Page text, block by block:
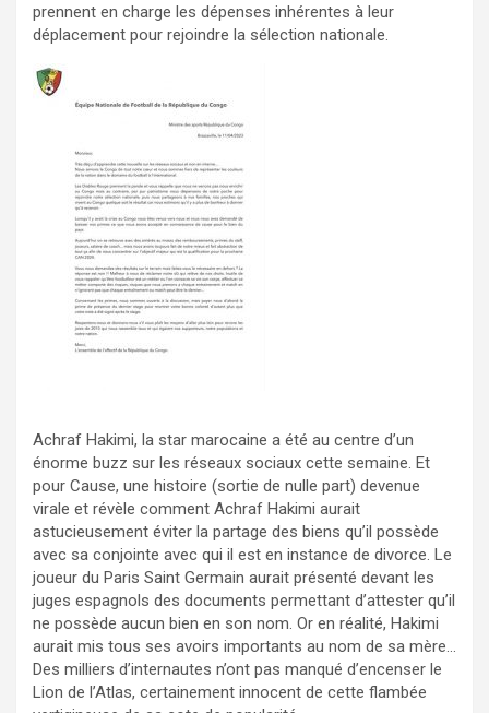
prennent en charge les dépenses inhérentes à leur
déplacement pour rejoindre la sélection nationale.
Achraf Hakimi, la star marocaine a été au centre d’un
énorme buzz sur les réseaux sociaux cette semaine. Et
pour Cause, une histoire (sortie de nulle part) devenue
virale et révèle comment Achraf Hakimi aurait
astucieusement éviter la partage des biens qu’il possède
avec sa conjointe avec qui il est en instance de divorce. Le
joueur du Paris Saint Germain aurait présenté devant les
juges espagnols des documents permettant d’attester qu’il
ne possède aucun bien en son nom. Or en réalité, Hakimi
aurait mis tous ses avoirs importants au nom de sa mère…
Des milliers d’internautes n’ont pas manqué d’encenser le
Lion de l’Atlas, certainement innocent de cette flambée